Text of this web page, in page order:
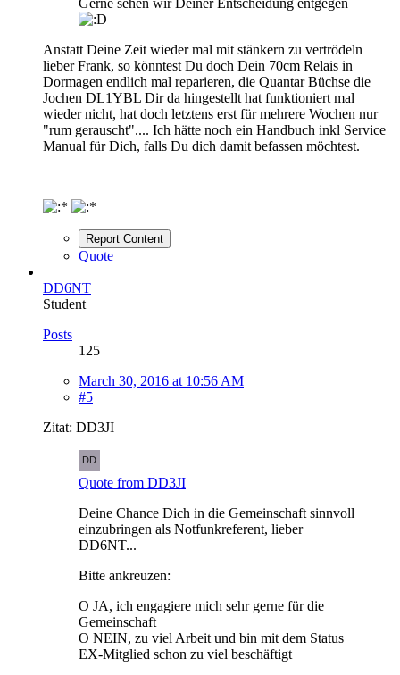
Anstatt Deine Zeit wieder mal mit stänkern zu vertrödeln
lieber Frank, so könntest Du doch Dein 70cm Relais in
Dormagen endlich mal reparieren, die Quantar Büchse die
Jochen DL1YBL Dir da hingestellt hat funktioniert mal
wieder nicht, hat doch letztens erst für mehrere Wochen nur
"rum gerauscht".... Ich hätte noch ein Handbuch inkl Service
Manual für Dich, falls Du dich damit befassen möchtest.
Report Content
Quote
DD6NT
Student
Posts
125
March 30, 2016 at 10:56 AM
#5
Zitat: DD3JI
Quote from DD3JI
Deine Chance Dich in die Gemeinschaft sinnvoll
einzubringen als Notfunkreferent, lieber
DD6NT...
Bitte ankreuzen:
O JA, ich engagiere mich sehr gerne für die
Gemeinschaft
O NEIN, zu viel Arbeit und bin mit dem Status
EX-Mitglied schon zu viel beschäftigt